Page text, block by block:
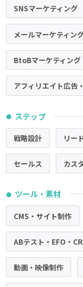
SNSマーケティング
メールマーケティン
BtoBマーケティング
アフィリエイト広告
● ステップ
戦略設計 リー
セールス カス
● ツール・素材
CMS・サイト制作
ABテスト・EFO・
動画・映像制作